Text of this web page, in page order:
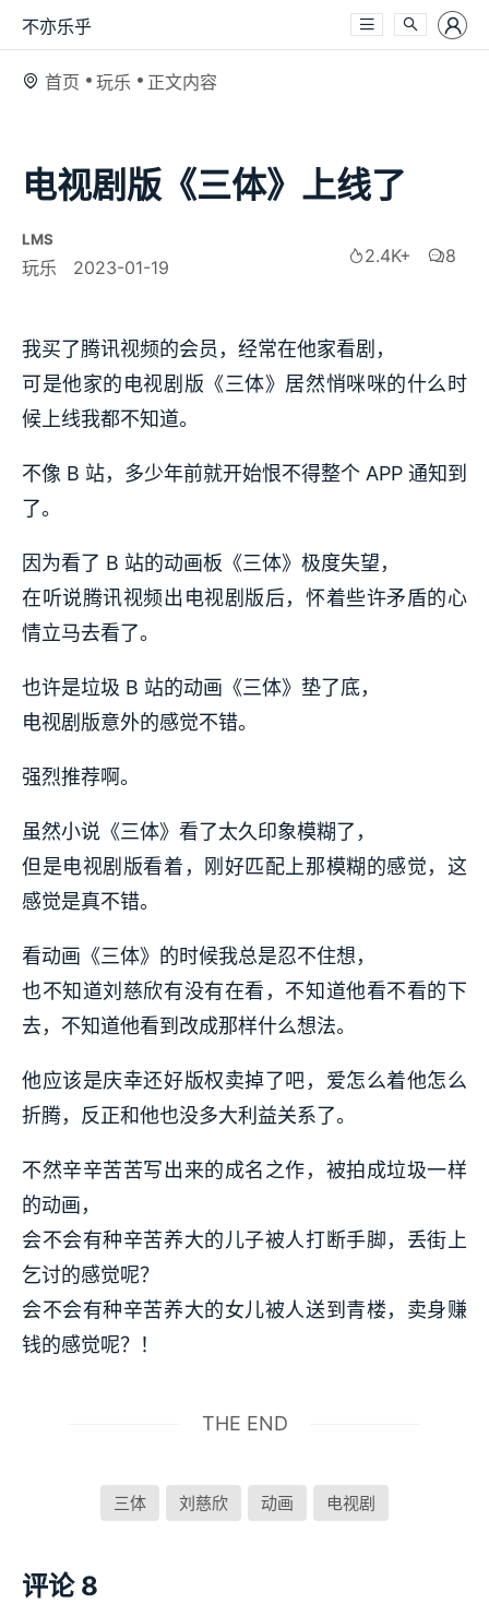
不亦乐乎
首页 玩乐 正文内容
电视剧版《三体》上线了
LMS
玩乐 2023-01-19
2.4K+ 8
我买了腾讯视频的会员，经常在他家看剧，
可是他家的电视剧版《三体》居然悄咪咪的什么时
候上线我都不知道。
不像 B 站，多少年前就开始恨不得整个 APP 通知到
了。
因为看了 B 站的动画板《三体》极度失望，
在听说腾讯视频出电视剧版后，怀着些许矛盾的心
情立马去看了。
也许是垃圾 B 站的动画《三体》垫了底，
电视剧版意外的感觉不错。
强烈推荐啊。
虽然小说《三体》看了太久印象模糊了，
但是电视剧版看着，刚好匹配上那模糊的感觉，这
感觉是真不错。
看动画《三体》的时候我总是忍不住想，
也不知道刘慈欣有没有在看，不知道他看不看的下
去，不知道他看到改成那样什么想法。
他应该是庆幸还好版权卖掉了吧，爱怎么着他怎么
折腾，反正和他也没多大利益关系了。
不然辛辛苦苦写出来的成名之作，被拍成垃圾一样
的动画，
会不会有种辛苦养大的儿子被人打断手脚，丢街上
乞讨的感觉呢？
会不会有种辛苦养大的女儿被人送到青楼，卖身赚
钱的感觉呢？！
THE END
三体 刘慈欣 动画 电视剧
评论 8